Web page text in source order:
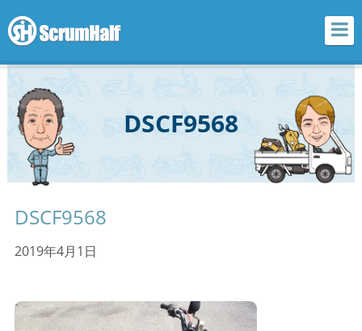
DSCF9568
DSCF9568
2019年4月1日